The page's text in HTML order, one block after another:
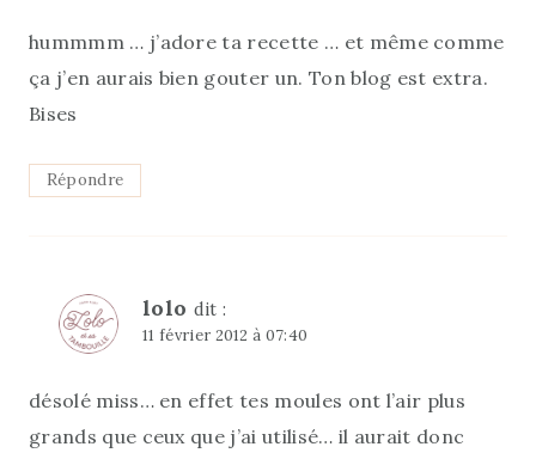
hummmm … j’adore ta recette … et même comme
ça j’en aurais bien gouter un. Ton blog est extra.
Bises
Répondre
lolo dit :
11 février 2012 à 07:40
désolé miss… en effet tes moules ont l’air plus
grands que ceux que j’ai utilisé… il aurait donc